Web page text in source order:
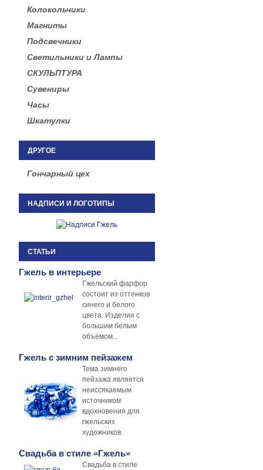
Колокольчики
Магниты
Подсвечники
Светильники и Лампы
СКУЛЬПТУРА
Сувениры
Часы
Шкатулки
ДРУГОЕ
Гончарный цех
НАДПИСИ И ЛОГОТИПЫ
СТАТЬИ
Гжель в интерьере
Гжельский фарфор
состоит из оттенков
синего и белого
цвета. Изделия с
большим белым
объемом...
Гжель с зимним пейзажем
Тема зимнего
пейзажа является
неиссякаемым
источником
вдохновения для
гжельских
художников.
Свадьба в стиле «Гжель»
Свадьба в стиле